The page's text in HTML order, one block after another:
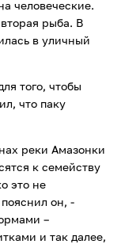
человеческие.
рыба. В
в уличный
того, чтобы
что паку
реки Амазонки
к семейству
это не
он, -
–
и так далее,